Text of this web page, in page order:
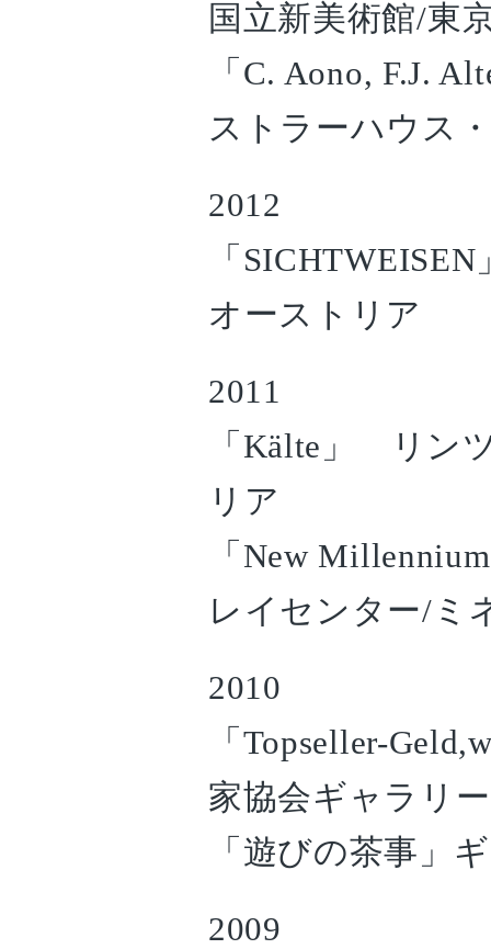
国立新美術館/東
「C. Aono, F.J.
ストラーハウス
2012
「
オーストリア
2011
「Kälte」 リン
リア
「New
レイセンター/ミ
2010
「Topseller-
家協会ギャラリ
「遊びの茶事」
2009